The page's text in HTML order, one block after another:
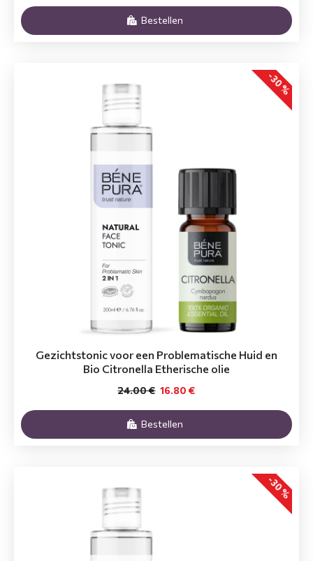
Bestellen
-30 %
Gezichtstonic voor een Problematische Huid en
Bio Citronella Etherische olie
16.80 €
24.00 €
Bestellen
-30 %